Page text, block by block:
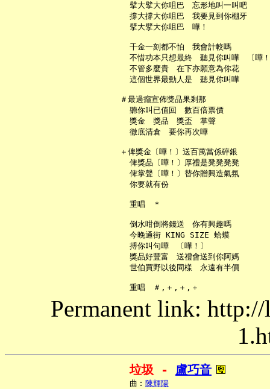
     擘大擘大你咀巴　忘形地叫一叫吧
     撐大撐大你咀巴　我要見到你棚牙
     擘大擘大你咀巴　嘩！
     千金一刻都不怕　我會計較嗎
不惜功本只想最終　聽見你叫嘩　〔嘩
     不管多麼貴　在下亦願意為你花
     這個世界最動人是　聽見你叫嘩
   ＃最過癮宣佈獎品果剎那
     聽你叫已值回　數百倍票價
     獎金　獎品　獎盃　掌聲
     徹底清倉　要你再次嘩
   ＋俾獎金〔嘩！〕送百萬當係碎銀
     俾獎品〔嘩！〕厚禮是凳凳凳凳
     俾掌聲〔嘩！〕替你贈興造氣氛
     你要就有份
     重唱　＊
     倒水咁倒將錢送　你有興趣嗎
     今晚通街 KING SIZE 蛤蟆
     搏你叫句嘩　〔嘩！〕
     獎品好豐富　送禮會送到你阿媽
     世伯買野以後同樣　永遠有半價
Permanent link:
垃圾 - 盧巧音
     曲︰
陳輝陽